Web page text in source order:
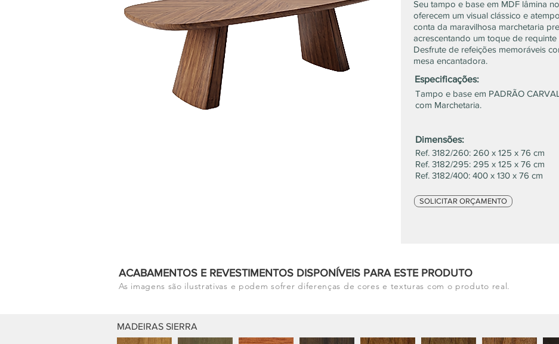
Seu tampo e base em MDF lâmina
oferecem um visual clássico e
conta da maravilhosa marchetaria
acrescentando um toque de
Desfrute de refeições memoráveis
mesa encantadora.
Especificações:
Tampo e base em PADRÃO
com Marchetaria.
Dimensões:
Ref. 3182/260: 260 x 125 x 76 cm
Ref. 3182/295: 295 x 125 x 76 cm
Ref. 3182/400: 400 x 130 x 76 cm
SOLICITAR ORÇAMENTO
ACABAMENTOS E REVESTIMENTOS DISPONÍVEIS PARA ESTE PRODUTO
As imagens são ilustrativas e podem sofrer diferenças de cores e texturas com o produto real.
MADEIRAS SIERRA